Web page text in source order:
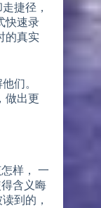
捷径，
快速录
的真实
们。
做出更
样， 一
含义晦
到的，